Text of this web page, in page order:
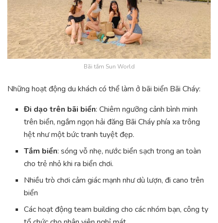
Bãi tắm Sun World
Những hoạt động du khách có thể làm ở bãi biển Bãi Cháy:
Đi dạo trên bãi biển: Chiêm ngưỡng cảnh bình minh
trên biển, ngắm ngọn hải đăng Bãi Cháy phía xa trông
hệt như một bức tranh tuyệt đẹp.
Tắm biển: sóng vỗ nhẹ, nước biển sạch trong an toàn
cho trẻ nhỏ khi ra biển chơi.
Nhiều trò chơi cảm giác mạnh như dù lượn, đi cano trên
biển
Các hoạt động team building cho các nhóm bạn, công ty